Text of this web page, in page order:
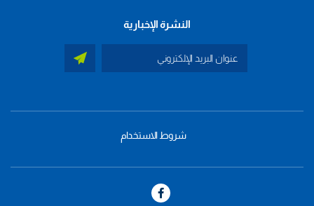
النشرة الإخبارية
footer
شروط الاستخدام